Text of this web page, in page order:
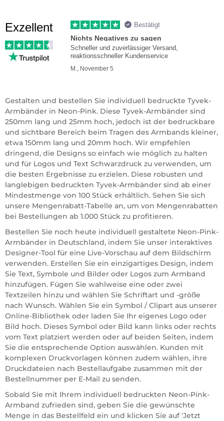
Exzellent Bestätigt
Nichts Negatives zu sagen
Schneller und zuverlässiger Versand,
reaktionsschneller Kundenservice
M., November 5
Gestalten und bestellen Sie individuell bedruckte Tyvek-
Armbänder in Neon-Pink. Diese Tyvek-Armbänder sind
250mm lang und 25mm hoch, jedoch ist der bedruckbare
und sichtbare Bereich beim Tragen des Armbands kleiner,
etwa 150mm lang und 20mm hoch. Wir empfehlen
dringend, die Designs so einfach wie möglich zu halten
und für Logos und Text Schwarzdruck zu verwenden, um
die besten Ergebnisse zu erzielen. Diese robusten und
langlebigen bedruckten Tyvek-Armbänder sind ab einer
Mindestmenge von 100 Stück erhältlich. Sehen Sie sich
unsere Mengenrabatt-Tabelle an, um von Mengenrabatten
bei Bestellungen ab 1.000 Stück zu profitieren.
Bestellen Sie noch heute individuell gestaltete Neon-Pink-
Armbänder in Deutschland, indem Sie unser interaktives
Designer-Tool für eine Live-Vorschau auf dem Bildschirm
verwenden. Erstellen Sie ein einzigartiges Design, indem
Sie Text, Symbole und Bilder oder Logos zum Armband
hinzufügen. Fügen Sie wahlweise eine oder zwei
Textzeilen hinzu und wählen Sie Schriftart und -größe
nach Wunsch. Wählen Sie ein Symbol / Clipart aus unserer
Online-Bibliothek oder laden Sie Ihr eigenes Logo oder
Bild hoch. Dieses Symbol oder Bild kann links oder rechts
vom Text platziert werden oder auf beiden Seiten, indem
Sie die entsprechende Option auswählen. Kunden mit
komplexen Druckvorlagen können zudem wählen, ihre
Druckdateien nach Bestellaufgabe zusammen mit der
Bestellnummer per E-Mail zu senden.
Sobald Sie mit Ihrem individuell bedruckten Neon-Pink-
Armband zufrieden sind, geben Sie die gewünschte
Menge in das Bestellfeld ein und klicken Sie auf 'Jetzt